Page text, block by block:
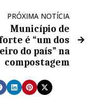
PRÓXIMA NOTÍCIA
Município de
é “um dos
do país” na
compostagem